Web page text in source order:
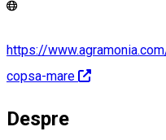
https://
copsa-mare
Despre